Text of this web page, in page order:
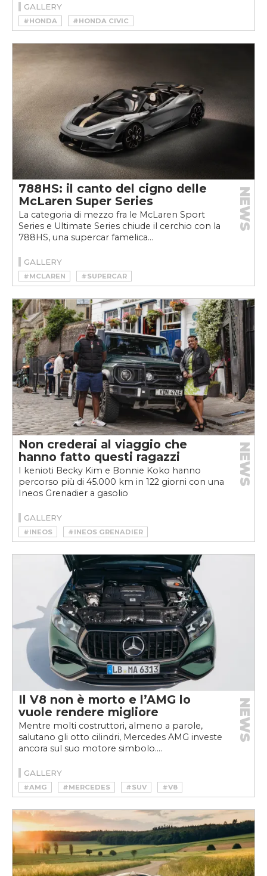
GALLERY
#HONDA
#HONDA CIVIC
#HONDA CIVIC TYPE R
788HS: il canto del cigno delle
McLaren Super Series
La categoria di mezzo fra le McLaren Sport
Series e Ultimate Series chiude il cerchio con la
788HS, una supercar famelica...
NEWS
GALLERY
#MCLAREN #SUPERCAR
Non crederai al viaggio che
hanno fatto questi ragazzi
I kenioti Becky Kim e Bonnie Koko hanno
percorso più di 45.000 km in 122 giorni con una
Ineos Grenadier a gasolio
NEWS
GALLERY
#INEOS #INEOS GRENADIER
Il V8 non è morto e l’AMG lo
vuole rendere migliore
Mentre molti costruttori, almeno a parole,
salutano gli otto cilindri, Mercedes AMG investe
ancora sul suo motore simbolo....
NEWS
GALLERY
#AMG #MERCEDES #SUV #V8